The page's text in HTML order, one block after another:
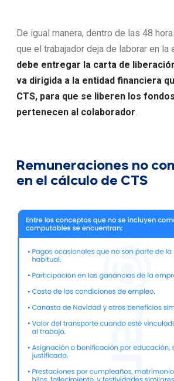
De igual manera, dentro de las 48
que el trabajador deja de laborar en la
debe entregar la carta de
va dirigida a la entidad financiera
CTS, para que se liberen los
pertenecen al colaborador.
Remuneraciones no
en el cálculo de CTS